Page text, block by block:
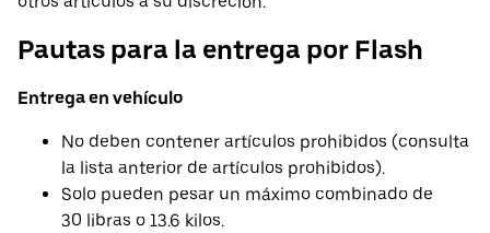
Pautas para la entrega por Flash
Entrega en vehículo
No deben contener artículos prohibidos (consulta
la lista anterior de artículos prohibidos).
Solo pueden pesar un máximo combinado de
30 libras o 13.6 kilos.